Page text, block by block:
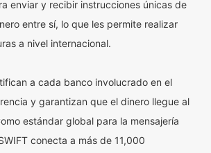
enviar y recibir instrucciones únicas de
entre sí, lo que les permite realizar
a nivel internacional.
a cada banco involucrado en el
y garantizan que el dinero llegue al
estándar global para la mensajería
conecta a más de 11,000